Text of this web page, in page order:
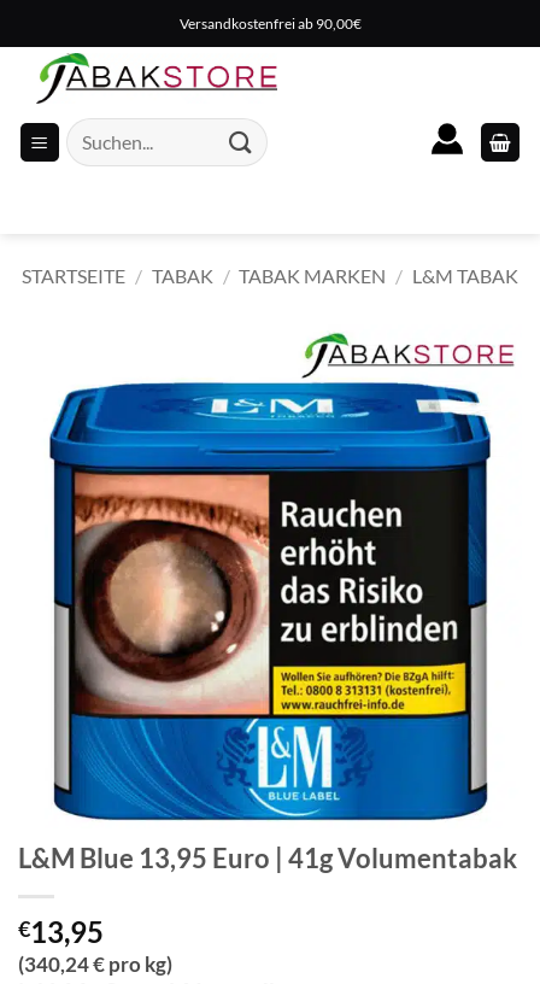
Inhalt
springen
Versandkostenfrei ab 90,00€
Suche
nach:
STARTSEITE / TABAK / TABAK MARKEN / L&M TABAK
L&M Blue 13,95 Euro | 41g Volumentabak
€13,95
(340,24 € pro kg)